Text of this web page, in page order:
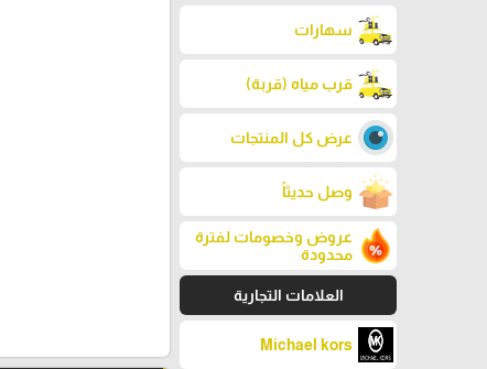
سهارات
قرب مياه (قربة)
عرض كل المنتجات
وصل حديثاً
عروض وخصومات لفترة
محدودة
العلامات التجارية
Michael kors